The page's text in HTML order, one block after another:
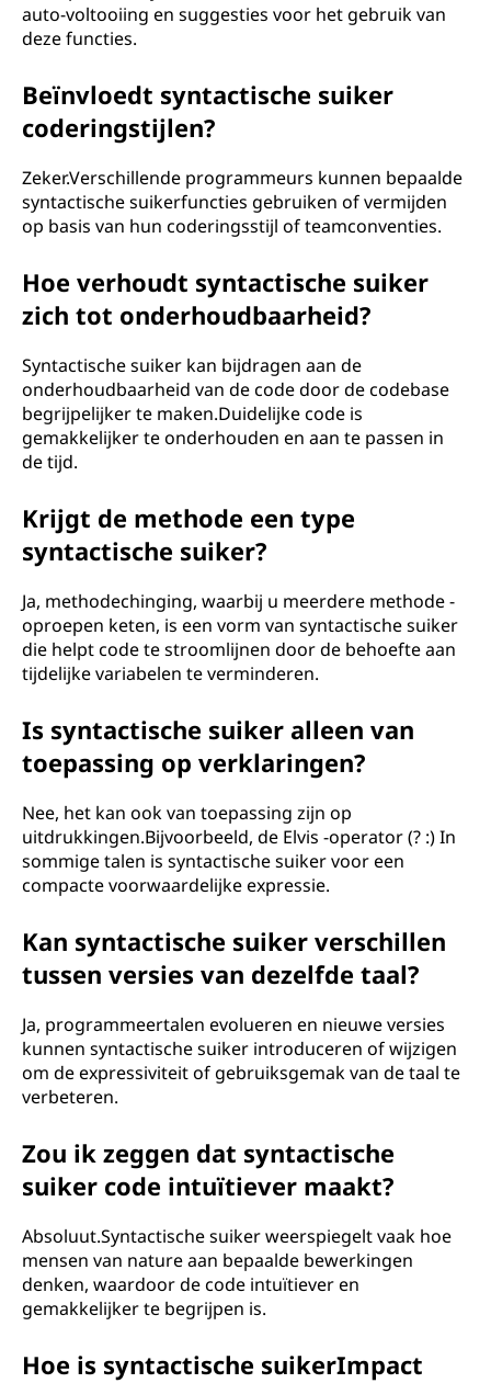
auto-voltooiing en suggesties voor het gebruik van
deze functies.
Beïnvloedt syntactische suiker
coderingstijlen?
Zeker.Verschillende programmeurs kunnen bepaalde
syntactische suikerfuncties gebruiken of vermijden
op basis van hun coderingsstijl of teamconventies.
Hoe verhoudt syntactische suiker
zich tot onderhoudbaarheid?
Syntactische suiker kan bijdragen aan de
onderhoudbaarheid van de code door de codebase
begrijpelijker te maken.Duidelijke code is
gemakkelijker te onderhouden en aan te passen in
de tijd.
Krijgt de methode een type
syntactische suiker?
Ja, methodechinging, waarbij u meerdere methode -
oproepen keten, is een vorm van syntactische suiker
die helpt code te stroomlijnen door de behoefte aan
tijdelijke variabelen te verminderen.
Is syntactische suiker alleen van
toepassing op verklaringen?
Nee, het kan ook van toepassing zijn op
uitdrukkingen.Bijvoorbeeld, de Elvis -operator (? :) In
sommige talen is syntactische suiker voor een
compacte voorwaardelijke expressie.
Kan syntactische suiker verschillen
tussen versies van dezelfde taal?
Ja, programmeertalen evolueren en nieuwe versies
kunnen syntactische suiker introduceren of wijzigen
om de expressiviteit of gebruiksgemak van de taal te
verbeteren.
Zou ik zeggen dat syntactische
suiker code intuïtiever maakt?
Absoluut.Syntactische suiker weerspiegelt vaak hoe
mensen van nature aan bepaalde bewerkingen
denken, waardoor de code intuïtiever en
gemakkelijker te begrijpen is.
Hoe is syntactische suikerImpact